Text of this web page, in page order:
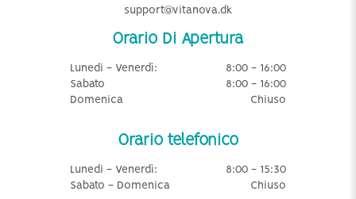
support@vitanova.dk
Orario Di Apertura
Lunedi - Venerdì:
8:00 - 16:00
Sabato
8:00 - 16:00
Domenica
Chiuso
Orario telefonico
Lunedi - Venerdì:
8:00 - 15:30
Sabato - Domenica
Chiuso